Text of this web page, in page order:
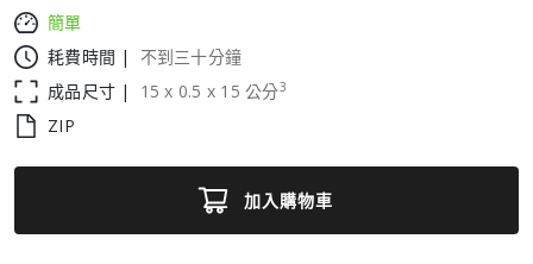
簡單
耗費時間 |
不到三十分鐘
成品尺寸 |
15 x 0.5 x 15 公分3
ZIP
加入購物車